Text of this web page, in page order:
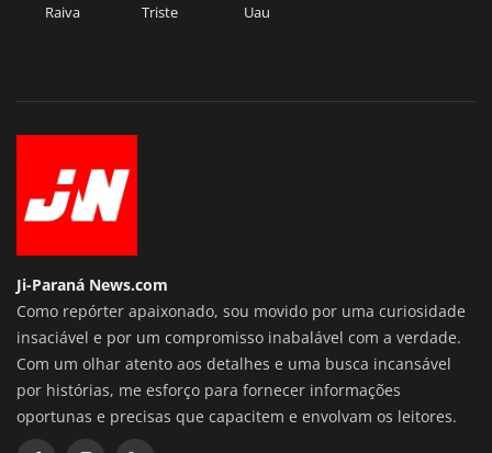
Raiva Triste Uau
Ji-Paraná News.com
Como repórter apaixonado, sou movido por uma curiosidade
insaciável e por um compromisso inabalável com a verdade.
Com um olhar atento aos detalhes e uma busca incansável
por histórias, me esforço para fornecer informações
oportunas e precisas que capacitem e envolvam os leitores.